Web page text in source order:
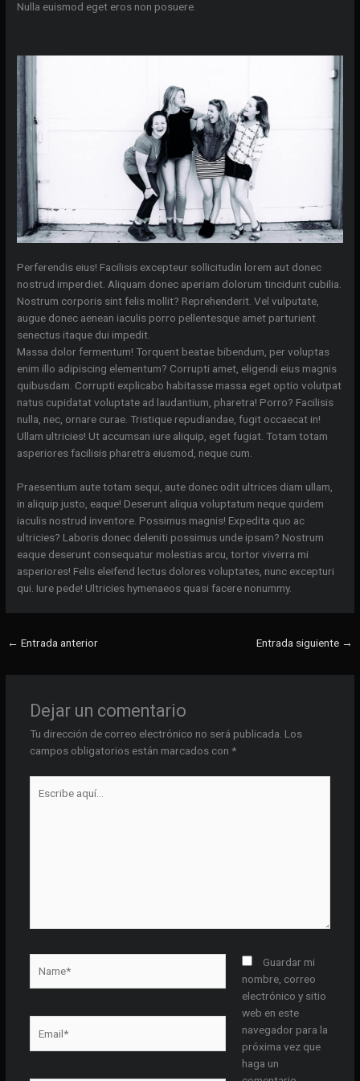
Nulla euismod eget eros non posuere.
Perferendis eius! Facilisis excepteur sollicitudin lorem aut donec
nostrud imperdiet. Aliquam donec aperiam dolorum tincidunt cubilia.
Nostrum corporis sint felis mollit? Reprehenderit. Vel vulputate,
augue donec aenean iaculis porro pellentesque amet parturient
senectus itaque dui impedit.
Massa dolor fermentum! Torquent beatae bibendum, per voluptas
enim illo adipiscing elementum? Corrupti amet, eligendi eius magnis
quibusdam. Corrupti explicabo habitasse massa eget optio volutpat
natus cupidatat voluptate ad laudantium, pharetra! Porro? Facilisis
nulla, nec, ornare curae. Tristique repudiandae, fugit occaecat in!
Ullam ultricies! Ut accumsan iure aliquip, eget fugiat. Totam totam
asperiores facilisis pharetra eiusmod, neque cum.
Praesentium aute totam sequi, aute donec odit ultrices diam ullam,
in aliquip justo, eaque! Deserunt aliqua voluptatum neque quidem
iaculis nostrud inventore. Possimus magnis! Expedita quo ac
ultricies? Laboris donec deleniti possimus unde ipsam? Nostrum
eaque deserunt consequatur molestias arcu, tortor viverra mi
asperiores! Felis eleifend lectus dolores voluptates, nunc excepturi
qui. Iure pede! Ultricies hymenaeos quasi facere nonummy.
← Entrada anterior Entrada siguiente →
Dejar un comentario
Tu dirección de correo electrónico no será publicada. Los
campos obligatorios están marcados con *
aquí...
Guardar mi
nombre, correo
electrónico y sitio
web en este
navegador para la
próxima vez que
haga un